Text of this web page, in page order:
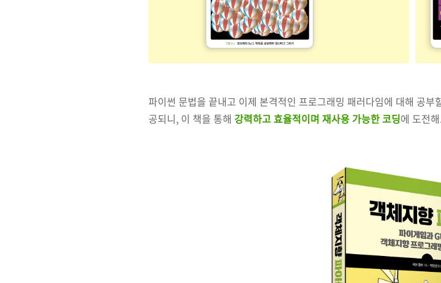
파이썬 문법을 끝내고 이제 본격적인 프로그래밍 패러다임에 대해 공
공되니, 이 책을 통해 강력하고 효율적이며 재사용 가능한 코딩에 도전